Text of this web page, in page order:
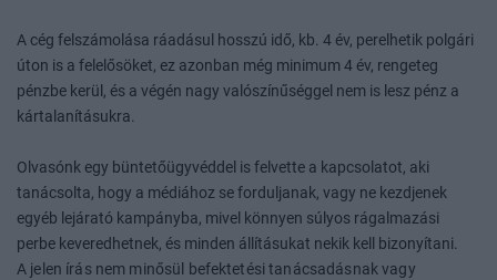
A cég felszámolása ráadásul hosszú idő, kb. 4 év, perelhetik polgári
úton is a felelősöket, ez azonban még minimum 4 év, rengeteg
pénzbe kerül, és a végén nagy valószínűséggel nem is lesz pénz a
kártalanításukra.
Olvasónk egy büntetőügyvéddel is felvette a kapcsolatot, aki
tanácsolta, hogy a médiához se forduljanak, vagy ne kezdjenek
egyéb lejárató kampányba, mivel könnyen súlyos rágalmazási
perbe keveredhetnek, és minden állításukat nekik kell bizonyítani.
A jelen írás nem minősül befektetési tanácsadásnak vagy